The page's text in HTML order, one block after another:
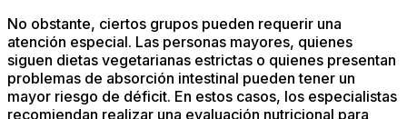
No obstante, ciertos grupos pueden requerir una
atención especial. Las personas mayores, quienes
siguen dietas vegetarianas estrictas o quienes presentan
problemas de absorción intestinal pueden tener un
mayor riesgo de déficit. En estos casos, los especialistas
recomiendan realizar una evaluación nutricional para